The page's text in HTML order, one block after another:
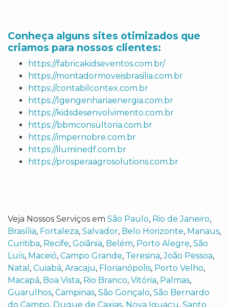
Conheça alguns sites otimizados que
criamos para nossos clientes:
https://fabricakidseventos.com.br/
https://montadormoveisbrasilia.com.br
https://contabilcontex.com.br
https://lgengenhariaenergia.com.br
https://kidsdesenvolvimento.com.br
https://bbmconsultoria.com.br
https://impernobre.com.br
https://iluminedf.com.br
https://prosperaagrosolutions.com.br
Veja Nossos Serviços em São Paulo, Rio de Janeiro,
Brasília, Fortaleza, Salvador, Belo Horizonte, Manaus,
Curitiba, Recife, Goiânia, Belém, Porto Alegre, São
Luís, Maceió, Campo Grande, Teresina,João Pessoa,
Natal , Cuiabá, Aracaju, Florianópolis, Porto Velho,
Macapá, Boa Vista, Rio Branco, Vitória, Palmas,
Guarulhos, Campinas, São Gonçalo, São Bernardo
do Campo, Duque de Caxias, Nova Iguaçu, Santo